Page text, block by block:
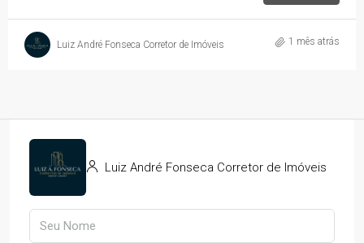
Luiz André Fonseca Corretor de Imóveis 1 mês atrás
Luiz André Fonseca Corretor de Imóveis